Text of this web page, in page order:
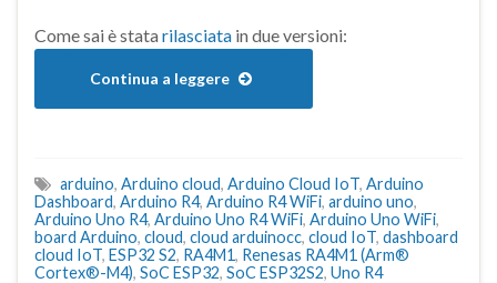
Come sai è stata rilasciata in due versioni:
Continua a leggere
arduino, Arduino cloud, Arduino Cloud IoT, Arduino
Dashboard, Arduino R4, Arduino R4 WiFi, arduino uno,
Arduino Uno R4, Arduino Uno R4 WiFi, Arduino Uno WiFi,
board Arduino, cloud, cloud arduinocc, cloud IoT, dashboard
cloud IoT, ESP32 S2, RA4M1, Renesas RA4M1 (Arm®
Cortex®-M4), SoC ESP32, SoC ESP32S2, Uno R4